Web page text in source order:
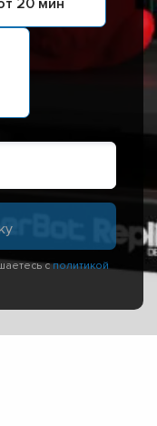
20 мин
сполитикой